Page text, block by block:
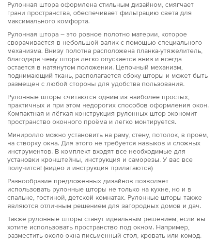
Рулонная штора оформлена стильным дизайном, смягчает
грани пространства, обеспечивает фильтрацию света для
максимального комфорта.
Рулонная штора – это ровное полотно материи, которое
сворачивается в небольшой валик с помощью специального
механизма. Внизу полотна расположена планка-утяжелитель,
благодаря чему штора легко опускается вниз и всегда
остается в натянутом положении. Цепочный механизм,
поднимающий ткань, располагается сбоку шторы и может быть
размещен с любой стороны для удобства пользования.
Рулонные шторы считаются одним из наиболее простых,
практичных и при этом недорогих способов оформления окон.
Компактная и лёгкая конструкция рулонных штор экономит
пространство оконного проёма и легко монтируется.
Миниролло можно установить на раму, стену, потолок, в проём,
на створку окна. Для этого не требуется навыков и сложных
инструментов. В комплект входят все необходимые для
установки кронштейны, инструкция и саморезы. У вас все
получится! (видео и инструкция прилагаются)
Разнообразие предложенных дизайнов позволяет
использовать рулонные шторы не только на кухне, но и в
спальне, гостиной, детской комнатах. Рулонные шторы также
являются отличным решением для загородных домов и дач.
Также рулонные шторы станут идеальным решением, если вы
хотите использовать пространство под окном. Например,
разместить около окна письменный стол, кровать или комод.